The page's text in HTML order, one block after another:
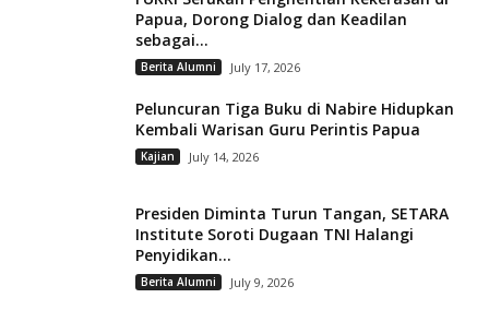
Papua, Dorong Dialog dan Keadilan
sebagai...
Berita Alumni July 17, 2026
Peluncuran Tiga Buku di Nabire Hidupkan
Kembali Warisan Guru Perintis Papua
Kajian July 14, 2026
Presiden Diminta Turun Tangan, SETARA
Institute Soroti Dugaan TNI Halangi
Penyidikan...
Berita Alumni July 9, 2026